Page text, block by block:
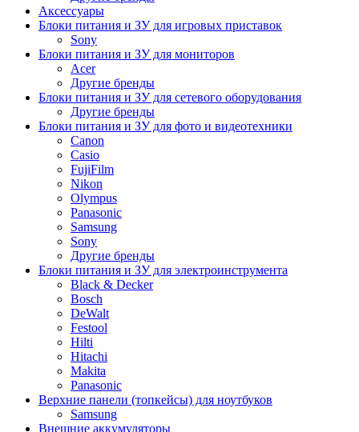
Аксессуары
Блоки питания и ЗУ для игровых приставок
Sony
Блоки питания и ЗУ для мониторов
Acer
Другие бренды
Блоки питания и ЗУ для сетевого оборудования
Другие бренды
Блоки питания и ЗУ для фото и видеотехники
Canon
Casio
FujiFilm
Nikon
Olympus
Panasonic
Samsung
Sony
Другие бренды
Блоки питания и ЗУ для электроинструмента
Black & Decker
Bosch
DeWalt
Festool
Hilti
Hitachi
Makita
Panasonic
Верхние панели (топкейсы) для ноутбуков
Samsung
Внешние аккумуляторы